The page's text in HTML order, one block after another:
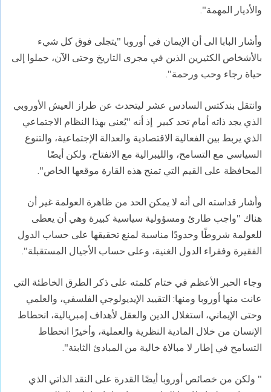
والأديار المهمة".
وأشار البابا الى أن الإيمان في أوروبا "يتجلى فوق كل شيء
بالأشخاص الكثيرين الذين في مجرى التاريخ وحتى الآن، حملوا إلى
حياة رجاء وحب ورحمة".
وانتقل بندكتس السادس عشر ليتحدث عن طراز العيش الأوروبي
الذي يجد ذاته أمام تحد كبير إذ أنه "يُعنى بهذا النظام الاجتماعي
الذي يربط بين الفعالية الاقتصادية والعدالة الإجتماعية، والتنوع
السياسي مع التسامح، والليبرالية مع الانفتاح، ولكن أيضًا
المحافظة على القيم التي تمنح هذه القارة موقعها الخاص".
وأشار قداسته الى أنه لا يمكن الحد من ظاهرة العولمة غير أن
هناك "واجب طارئ ومسؤولية سياسية كبيرة وهي أن يعطى
للعولمة شروطًا وحدودًا مناسبة لمنع تحقيقها على حساب الدول
الفقيرة وفقراء الدول الغنية، وعلى حساب الأجيال المستقبلة".
وجاء الحبر الأعظم في ختام كلمته على ذكر الطرق الخاطئة التي
عانت منها أوروبا ومنها: التقييد الإيديولوجي الفلسفي، والعلمي
وحتى الإيماني، استغلال الدين والعقل لأهداف إمبريالية، انحطاط
الإنسان من خلال المادية النظرية والعملية، وأخيرًا انحطاط
التسامح في إطار لا مبالاة خالية من المبادئ الثابتة".
" ولكن من خصائص أوروبا أيضًا القدرة على النقد الذاتي الذي